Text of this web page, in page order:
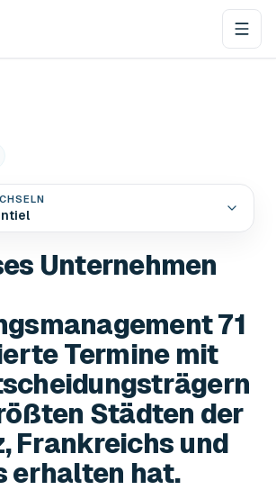
Unternehmen
71
Termine mit
Städten der
Frankreichs und
erhalten hat.